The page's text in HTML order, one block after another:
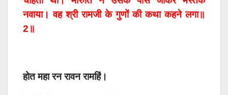
नवाया। वह श्री रामजी के गुणों की कथा कहने लगा॥
2॥
होत महा रन रावन रामहिं।